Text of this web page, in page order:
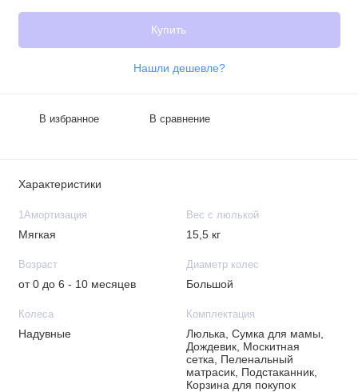
Купить
Нашли дешевле?
В избранное В сравнение
Характеристики
1Амортизация
Мягкая
Вес с люлькой
15,5 кг
Возраст
от 0 до 6 - 10 месяцев
Диаметр колес
Большой
Колеса
Надувные
Комплектация
Люлька, Сумка для мамы,
Дождевик, Москитная
сетка, Пеленальный
матрасик, Подстаканник,
Корзина для покупок